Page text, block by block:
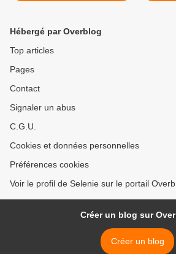
Hébergé par Overblog
Top articles
Pages
Contact
Signaler un abus
C.G.U.
Cookies et données personnelles
Préférences cookies
Voir le profil de Selenie sur le portail
Créer un blog sur
Créer un blog